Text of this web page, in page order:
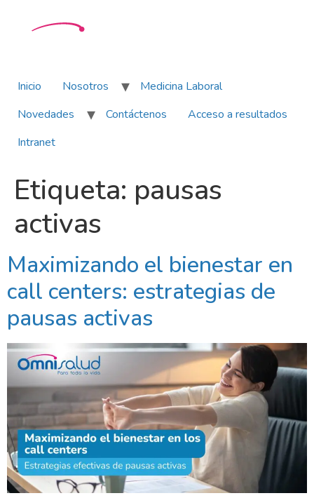
Inicio Nosotros
Medicina Laboral
Novedades
Contáctenos
Acceso a resultados
Intranet
Etiqueta: pausas
activas
Maximizando el bienestar en
call centers: estrategias de
pausas activas